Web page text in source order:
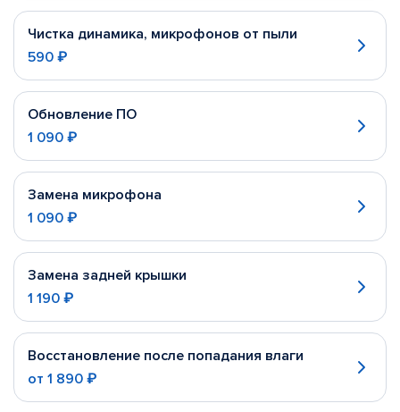
Чистка динамика, микрофонов от пыли
590 ₽
Обновление ПО
1 090 ₽
Замена микрофона
1 090 ₽
Замена задней крышки
1 190 ₽
Восстановление после попадания влаги
от 1 890 ₽